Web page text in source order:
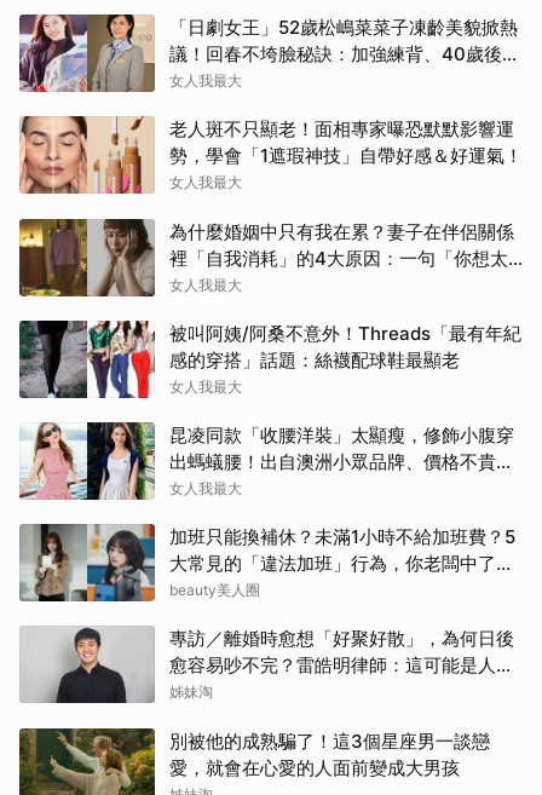
「日劇女王」52歲松嶋菜菜子凍齡美貌掀熱
議！回春不垮臉秘訣：加強練背、40歲後飲
食是關鍵！
女人我最大
老人斑不只顯老！面相專家曝恐默默影響運
勢，學會「1遮瑕神技」自帶好感＆好運氣！
女人我最大
為什麼婚姻中只有我在累？妻子在伴侶關係
裡「自我消耗」的4大原因：一句「你想太
多」讓人無奈
女人我最大
被叫阿姨/阿桑不意外！Threads「最有年紀
感的穿搭」話題：絲襪配球鞋最顯老
女人我最大
昆凌同款「收腰洋裝」太顯瘦，修飾小腹穿
出螞蟻腰！出自澳洲小眾品牌、價格不貴還
寄台灣
女人我最大
加班只能換補休？未滿1小時不給加班費？5
大常見的「違法加班」行為，你老闆中了幾
項？
beauty美人圈
專訪／離婚時愈想「好聚好散」，為何日後
愈容易吵不完？雷皓明律師：這可能是人生
最貴的一份協議書
姊妹淘
別被他的成熟騙了！這3個星座男一談戀
愛，就會在心愛的人面前變成大男孩